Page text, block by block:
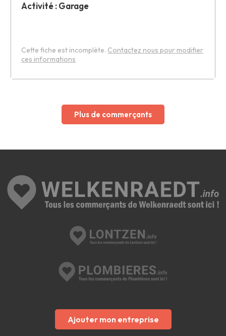
Activité : Garage
Cette fiche est incomplète. Contactez nous pour modifier
ces informations
Plus de commerçants
Ajouter mon entreprise